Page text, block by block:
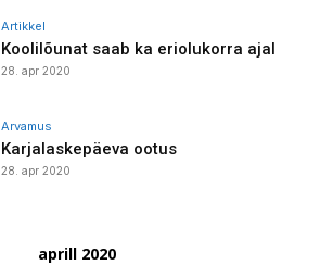
Artikkel
Koolilõunat saab ka eriolukorra ajal
28. apr 2020
Arvamus
Karjalaskepäeva ootus
28. apr 2020
aprill 2020